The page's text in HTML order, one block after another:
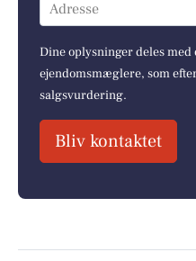
Adresse
Dine oplysninger deles med
ejendomsmæglere, som
salgsvurdering.
Bliv kontaktet